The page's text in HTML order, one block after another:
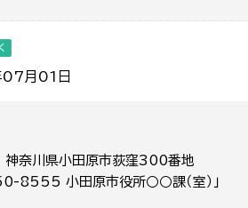
07月01日
奈川県小田原市荻窪300番地
8555 小田原市役所○○課（室）」